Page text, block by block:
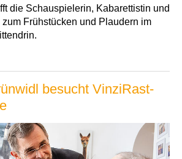
die Schauspielerin, Kabarettistin und
Frühstücken und Plaudern im
besucht VinziRast-